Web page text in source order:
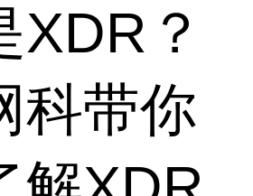
XDR？
科带你